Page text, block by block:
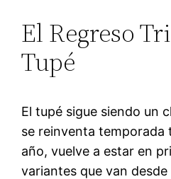
El Regreso
Tupé
El tupé sigue siendo un
se reinventa temporada
año, vuelve a estar en
variantes que van